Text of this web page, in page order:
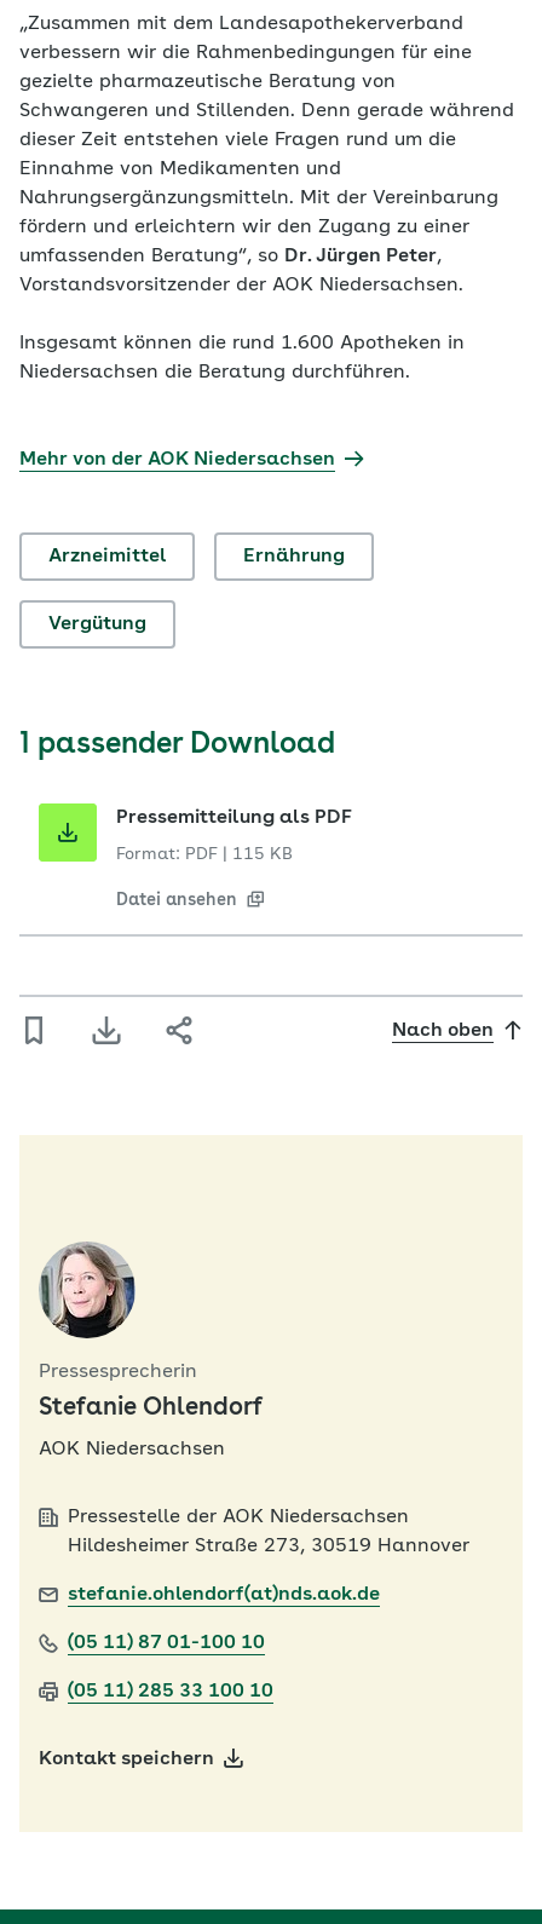
„Zusammen mit dem Landesapothekerverband
verbessern wir die Rahmenbedingungen für eine
gezielte pharmazeutische Beratung von
Schwangeren und Stillenden. Denn gerade während
dieser Zeit entstehen viele Fragen rund um die
Einnahme von Medikamenten und
Nahrungsergänzungsmitteln. Mit der Vereinbarung
fördern und erleichtern wir den Zugang zu einer
umfassenden Beratung“, so Dr. Jürgen Peter,
Vorstandsvorsitzender der AOK Niedersachsen.
Insgesamt können die rund 1.600 Apotheken in
Niedersachsen die Beratung durchführen.
Mehr von der AOK Niedersachsen
Arzneimittel Ernährung
Vergütung
1 passender Download
Pressemitteilung als PDF
Format: PDF 115 KB
Datei ansehen
Nach oben
Pressesprecherin
Stefanie Ohlendorf
AOK Niedersachsen
Pressestelle der AOK Niedersachsen
Hildesheimer Straße 273, 30519 Hannover
stefanie.ohlendorf(at)nds.aok.de
(05 11) 87 01-100 10
(05 11) 285 33 100 10
Kontakt speichern